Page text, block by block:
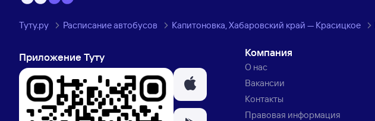
Туту.ру Расписание автобусов Капитоновка, Хабаровский край — Красицкое
Приложение Туту Компания
О нас
Вакансии
Контакты
Правовая информация